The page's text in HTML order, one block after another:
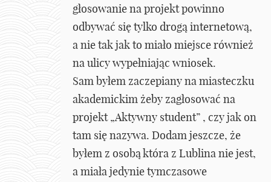
głosowanie na projekt powinno
odbywać się tylko drogą internetową,
a nie tak jak to miało miejsce również
na ulicy wypełniając wniosek.
Sam byłem zaczepiany na miasteczku
akademickim żeby zagłosować na
projekt „Aktywny student” , czy jak on
tam się nazywa. Dodam jeszcze, że
byłem z osobą która z Lublina nie jest,
a miała jedynie tymczasowe